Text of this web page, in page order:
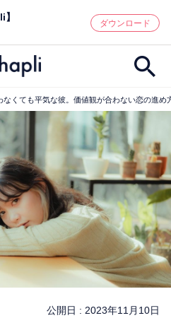
占い師検索
キャンペーン
時期
片思い 結婚
ダウンロード
なくても平気な彼。価値観が合わない恋の進め
公開日 : 2023年11月10日